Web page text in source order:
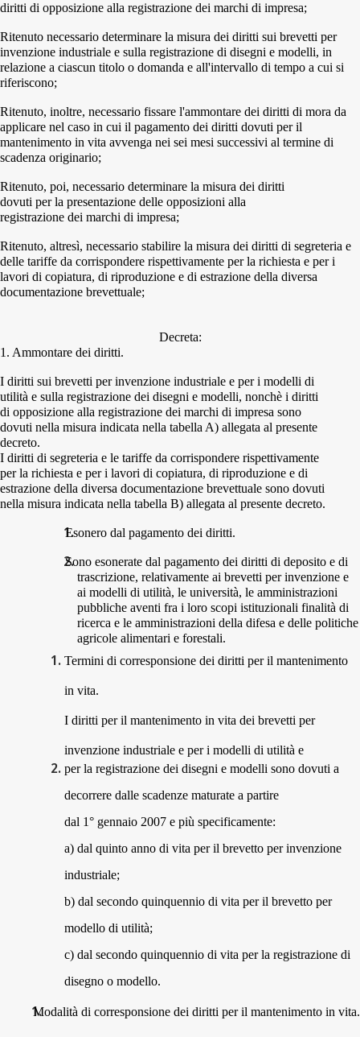
diritti di opposizione alla registrazione dei marchi di impresa;
Ritenuto necessario determinare la misura dei diritti sui brevetti per
invenzione industriale e sulla registrazione di disegni e modelli, in
relazione a ciascun titolo o domanda e all'intervallo di tempo a cui si
riferiscono;
Ritenuto, inoltre, necessario fissare l'ammontare dei diritti di mora da
applicare nel caso in cui il pagamento dei diritti dovuti per il
mantenimento in vita avvenga nei sei mesi successivi al termine di
scadenza originario;
Ritenuto, poi, necessario determinare la misura dei diritti
dovuti per la presentazione delle opposizioni alla
registrazione dei marchi di impresa;
Ritenuto, altresì, necessario stabilire la misura dei diritti di segreteria e
delle tariffe da corrispondere rispettivamente per la richiesta e per i
lavori di copiatura, di riproduzione e di estrazione della diversa
documentazione brevettuale;
Decreta:
1. Ammontare dei diritti.
I diritti sui brevetti per invenzione industriale e per i modelli di
utilità e sulla registrazione dei disegni e modelli, nonchè i diritti
di opposizione alla registrazione dei marchi di impresa sono
dovuti nella misura indicata nella tabella A) allegata al presente
decreto.
I diritti di segreteria e le tariffe da corrispondere rispettivamente
per la richiesta e per i lavori di copiatura, di riproduzione e di
estrazione della diversa documentazione brevettuale sono dovuti
nella misura indicata nella tabella B) allegata al presente decreto.
Esonero dal pagamento dei diritti.
Sono esonerate dal pagamento dei diritti di deposito e di
trascrizione, relativamente ai brevetti per invenzione e
ai modelli di utilità, le università, le amministrazioni
pubbliche aventi fra i loro scopi istituzionali finalità di
ricerca e le amministrazioni della difesa e delle politiche
agricole alimentari e forestali.
Termini di corresponsione dei diritti per il mantenimento
in vita.
I diritti per il mantenimento in vita dei brevetti per
invenzione industriale e per i modelli di utilità e
per la registrazione dei disegni e modelli sono dovuti a
decorrere dalle scadenze maturate a partire
dal 1° gennaio 2007 e più specificamente:
a) dal quinto anno di vita per il brevetto per invenzione
industriale;
b) dal secondo quinquennio di vita per il brevetto per
modello di utilità;
c) dal secondo quinquennio di vita per la registrazione di
disegno o modello.
Modalità di corresponsione dei diritti per il mantenimento in vita.